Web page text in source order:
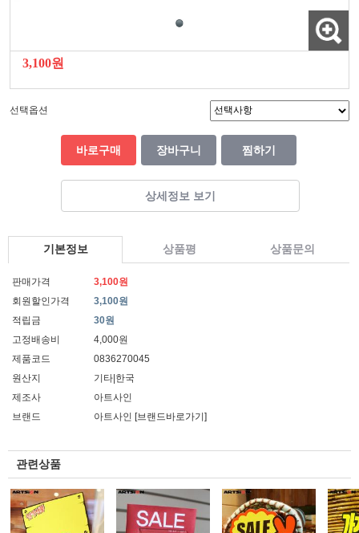
3,100원
선택옵션
바로구매 장바구니 찜하기
상세정보 보기
기본정보 상품평 상품문의
판매가격
3,100원
회원할인가격
3,100원
적립금
30원
고정배송비
4,000원
제품코드
0836270045
원산지
기타|한국
제조사
아트사인
브랜드
아트사인 [브랜드바로가기]
관련상품